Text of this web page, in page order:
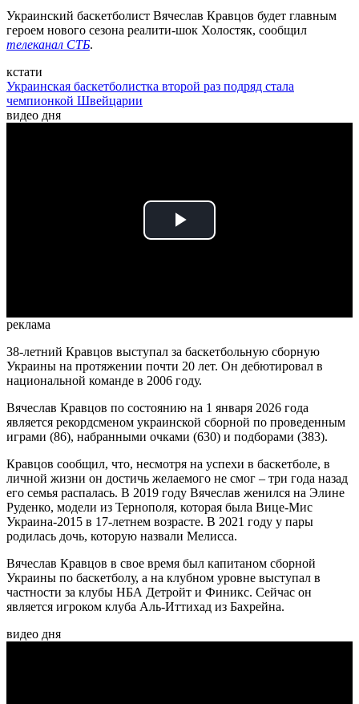
Украинский баскетболист Вячеслав Кравцов будет главным
героем нового сезона реалити-шок Холостяк, сообщил
телеканал СТБ.
кстати
Украинская баскетболистка второй раз подряд стала
чемпионкой Швейцарии
видео дня
Play
реклама
38-летний Кравцов выступал за баскетбольную сборную
Украины на протяжении почти 20 лет. Он дебютировал в
национальной команде в 2006 году.
Вячеслав Кравцов по состоянию на 1 января 2026 года
является рекордсменом украинской сборной по проведенным
играми (86), набранными очками (630) и подборами (383).
Кравцов сообщил, что, несмотря на успехи в баскетболе, в
личной жизни он достичь желаемого не смог – три года назад
его семья распалась. В 2019 году Вячеслав женился на Элине
Руденко, модели из Тернополя, которая была Вице-Мис
Украина-2015 в 17-летнем возрасте. В 2021 году у пары
родилась дочь, которую назвали Мелисса.
Вячеслав Кравцов в свое время был капитаном сборной
Украины по баскетболу, а на клубном уровне выступал в
частности за клубы НБА Детройт и Финикс. Сейчас он
является игроком клуба Аль-Иттихад из Бахрейна.
видео дня